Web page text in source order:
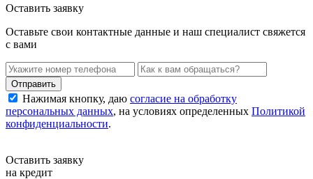
Оставить заявку
Оставьте свои контактные данные и наш специалист свяжется
с вами
Нажимая кнопку, даю согласие на обработку
персональных данных, на условиях определенных Политикой
конфиденциальности.
Оставить заявку
на кредит